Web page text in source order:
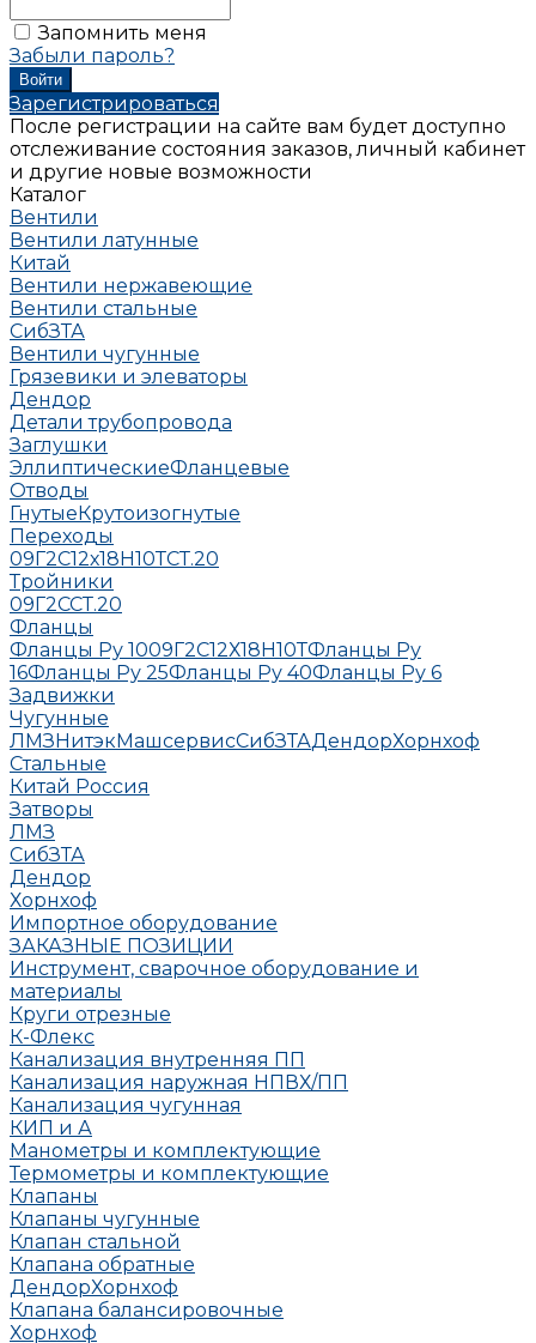
Запомнить меня
Забыли пароль?
Зарегистрироваться
После регистрации на сайте вам будет доступно
отслеживание состояния заказов, личный кабинет
и другие новые возможности
Каталог
Вентили
Вентили латунные
Китай
Вентили нержавеющие
Вентили стальные
СибЗТА
Вентили чугунные
Грязевики и элеваторы
Дендор
Детали трубопровода
Заглушки
ЭллиптическиеФланцевые
Отводы
ГнутыеКрутоизогнутые
Переходы
09Г2С12х18Н10ТСТ.20
Тройники
09Г2ССТ.20
Фланцы
Фланцы Ру 1009Г2С12Х18Н10ТФланцы Ру
16Фланцы Ру 25Фланцы Ру 40Фланцы Ру 6
Задвижки
Чугунные
ЛМЗНитэкМашсервисСибЗТАДендорХорнхоф
Стальные
Китай Россия
Затворы
ЛМЗ
СибЗТА
Дендор
Хорнхоф
Импортное оборудование
ЗАКАЗНЫЕ ПОЗИЦИИ
Инструмент, сварочное оборудование и
материалы
Круги отрезные
К-Флекс
Канализация внутренняя ПП
Канализация наружная НПВХ/ПП
Канализация чугунная
КИП и А
Манометры и комплектующие
Термометры и комплектующие
Клапаны
Клапаны чугунные
Клапан стальной
Клапана обратные
ДендорХорнхоф
Клапана балансировочные
Хорнхоф